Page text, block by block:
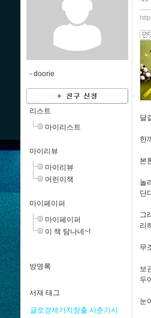
- doorie
리스트
마이리스트
마이리뷰
마이리뷰
어린이책
마이페이퍼
마이페이퍼
이 책 탐나네~!
방명록
서재 태그
글로경제가치창출 사춘기시
달
한
본
놀
단
그
리
무
보
두
눈